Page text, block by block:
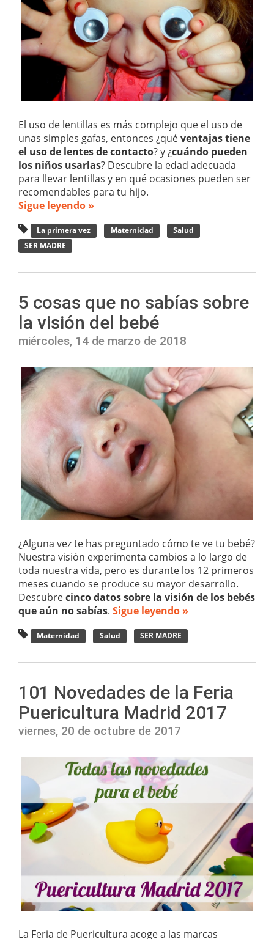
El uso de lentillas es más complejo que el uso de
unas simples gafas, entonces ¿quéventajas tiene
el uso de lentes de contacto? y ¿cuándo pueden
los niños usarlas? Descubre la edad adecuada
para llevar lentillas y en qué ocasiones pueden ser
recomendables para tu hijo.
Sigue leyendo »
La primera vez Maternidad
Salud
SER MADRE
5 cosas que no sabías sobre
la visión del bebé
miércoles, 14 de marzo de 2018
¿Alguna vez te has preguntado cómo te ve tu bebé?
Nuestra visión experimenta cambios a lo largo de
toda nuestra vida, pero es durante los 12 primeros
meses cuando se produce su mayor desarrollo.
Descubrecinco datos sobre la visión de los bebés
que aún no sabías. Sigue leyendo »
Maternidad Salud SER MADRE
101 Novedades de la Feria
Puericultura Madrid 2017
viernes, 20 de octubre de 2017
La Feria de Puericultura acoge a las marcas